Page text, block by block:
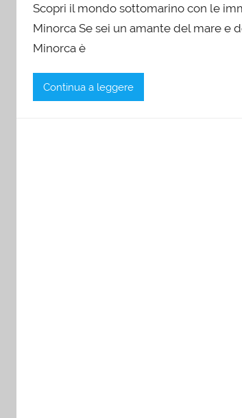
Scopri il mondo sottomarino con le
Minorca Se sei un amante del mare e
Minorca è
Continua a leggere